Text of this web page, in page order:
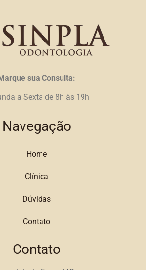
sua Consulta:
a Sexta de 8h às 19h
Navegação
Home
Clínica
Dúvidas
Contato
Contato